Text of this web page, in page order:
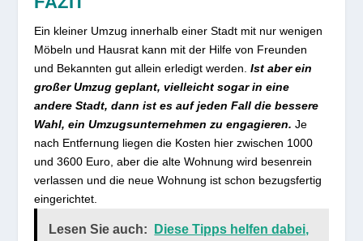
Ein kleiner Umzug innerhalb einer Stadt mit nur wenigen
Möbeln und Hausrat kann mit der Hilfe von Freunden
und Bekannten gut allein erledigt werden.Ist aber ein
großer Umzug geplant, vielleicht sogar in eine
andere Stadt, dann ist es auf jeden Fall die bessere
Wahl, ein Umzugsunternehmen zu engagieren. Je
nach Entfernung liegen die Kosten hier zwischen 1000
und 3600 Euro, aber die alte Wohnung wird besenrein
verlassen und die neue Wohnung ist schon bezugsfertig
eingerichtet.
Lesen Sie auch:
Diese Tipps helfen dabei,